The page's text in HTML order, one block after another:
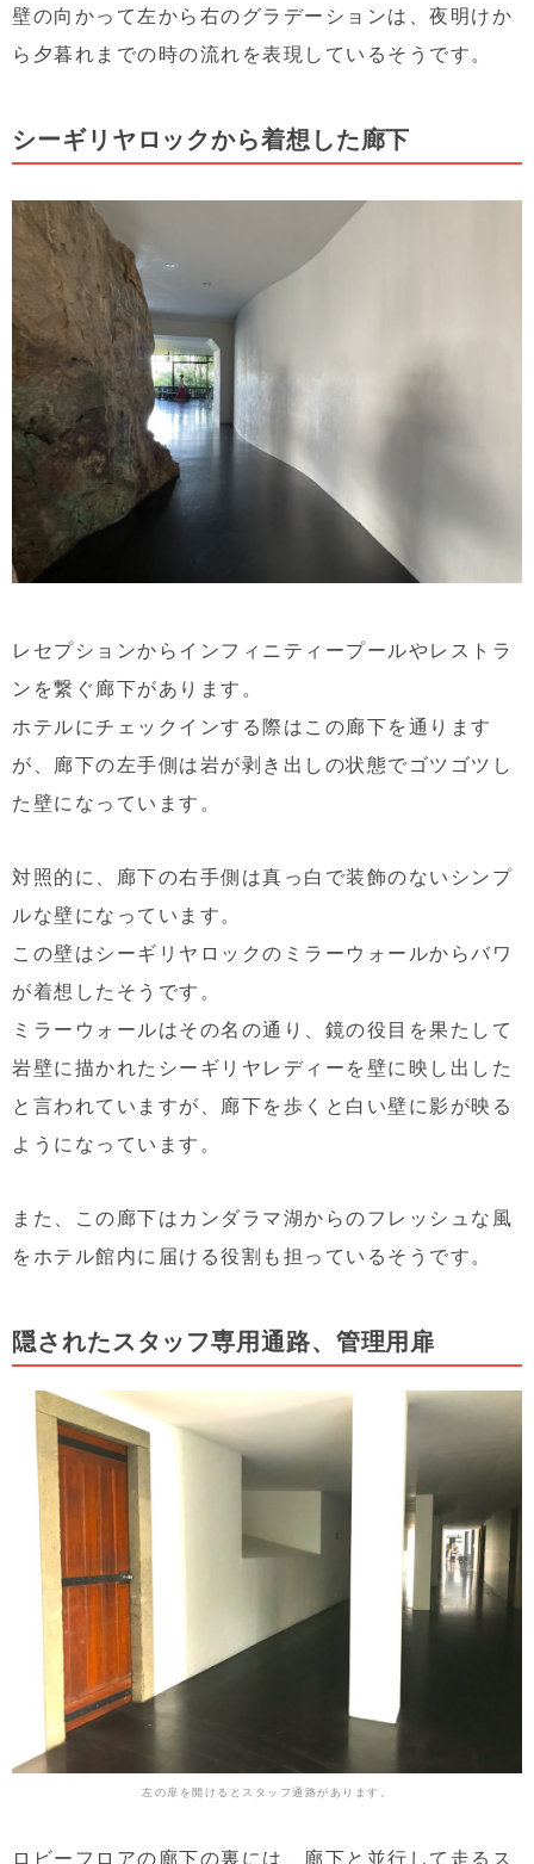
壁の向かって左から右のグラデーションは、夜明けか
ら夕暮れまでの時の流れを表現しているそうです。
シーギリヤロックから着想した廊下
レセプションからインフィニティープールやレストラ
ンを繋ぐ廊下があります。
ホテルにチェックインする際はこの廊下を通ります
が、廊下の左手側は岩が剥き出しの状態でゴツゴツし
た壁になっています。
対照的に、廊下の右手側は真っ白で装飾のないシンプ
ルな壁になっています。
この壁はシーギリヤロックのミラーウォールからバワ
が着想したそうです。
ミラーウォールはその名の通り、鏡の役目を果たして
岩壁に描かれたシーギリヤレディーを壁に映し出した
と言われていますが、廊下を歩くと白い壁に影が映る
ようになっています。
また、この廊下はカンダラマ湖からのフレッシュな風
をホテル館内に届ける役割も担っているそうです。
隠されたスタッフ専用通路、管理用扉
左の扉を開けるとスタッフ通路があります。
ロビーフロアの廊下の裏には、廊下と並行して走るス